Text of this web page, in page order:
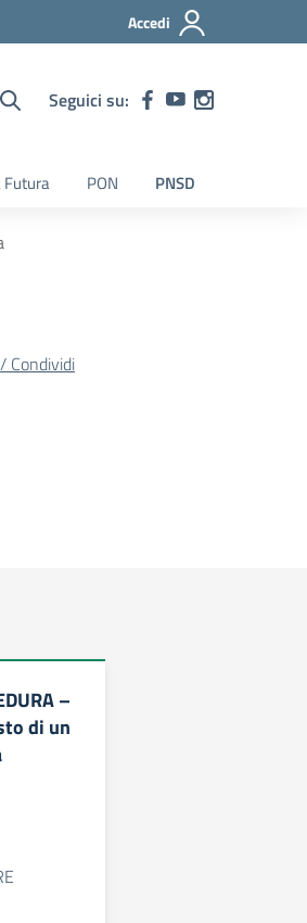
Accedi
Seguici su:
Futura PON PNSD
Condividi
–
di un